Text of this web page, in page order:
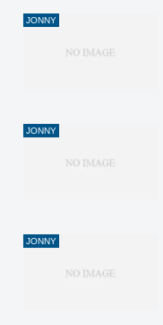
JONNY
JONNY
JONNY